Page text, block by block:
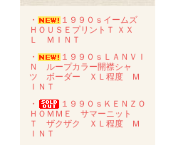
・
１９９０ｓイームズ
ＨＯＵＳＥプリントＴ ＸＸ
Ｌ ＭＩＮＴ
・
１９９０ｓＬＡＮＶＩ
Ｎ ループカラー開襟シャ
ツ ボーダー ＸＬ程度 Ｍ
ＩＮＴ
・
１９９０ｓＫＥＮＺＯ
ＨＯＭＭＥ サマーニット
Ｔ ザクザク ＸＬ程度 Ｍ
ＩＮＴ